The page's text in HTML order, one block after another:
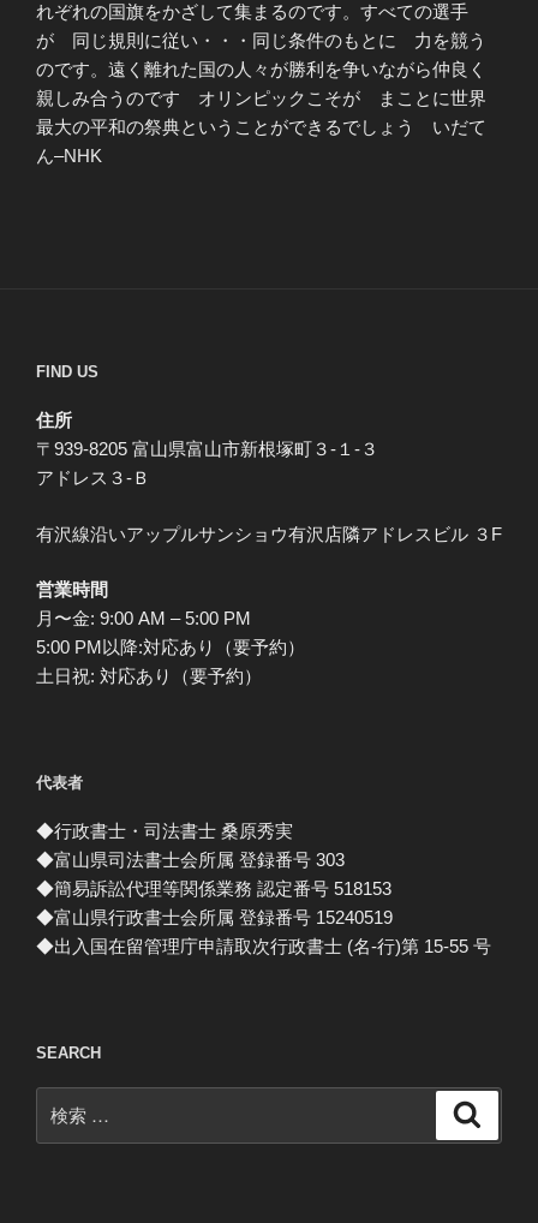
れぞれの国旗をかざして集まるのです。すべての選手
が 同じ規則に従い・・・同じ条件のもとに 力を競う
のです。遠く離れた国の人々が勝利を争いながら仲良く
親しみ合うのです オリンピックこそが まことに世界
最大の平和の祭典ということができるでしょう いだて
ん–NHK
FIND US
住所
〒939-8205 富山県富山市新根塚町３-１-３
アドレス３-Ｂ
有沢線沿いアップルサンショウ有沢店隣アドレスビル ３F
営業時間
月〜金: 9:00 AM – 5:00 PM
5:00 PM以降:対応あり（要予約）
土日祝: 対応あり（要予約）
代表者
◆行政書士・司法書士 桑原秀実
◆富山県司法書士会所属 登録番号 303
◆簡易訴訟代理等関係業務 認定番号 518153
◆富山県行政書士会所属 登録番号 15240519
◆出入国在留管理庁申請取次行政書士 (名-行)第 15-55 号
SEARCH
索: